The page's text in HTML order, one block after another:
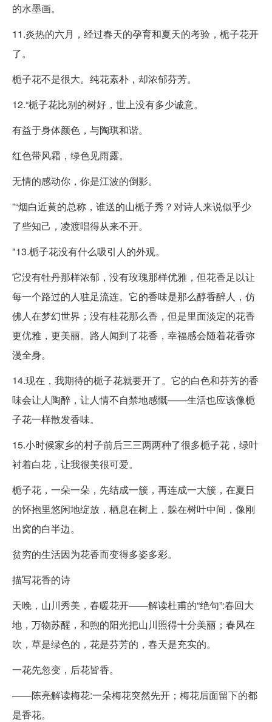
的水墨画。
11.炎热的六月，经过春天的孕育和夏天的考验，栀子花开
了。
栀子花不是很大。纯花素朴，却浓郁芬芳。
12.“栀子花比别的树好，世上没有多少诚意。
有益于身体颜色，与陶琪和谐。
红色带风霜，绿色见雨露。
无情的感动你，你是江波的倒影。
”“烟白近黄的总称，谁送的山栀子秀？对诗人来说似乎少
了些知己，凌渡唱得从来不开。
"13.栀子花没有什么吸引人的外观。
它没有牡丹那样浓郁，没有玫瑰那样优雅，但花香足以让
每一个路过的人驻足流连。它的香味是那么醇香醉人，仿
佛人在梦幻世界；没有桂花那么香，但是里面淡定的花香
更优雅，更美丽。路人闻到了花香，幸福感会随着花香弥
漫全身。
14.现在，我期待的栀子花就要开了。它的白色和芬芳的香
味会让人陶醉，让人情不自禁地感慨——生活也应该像栀
子花一样散发香味。
15.小时候家乡的村子前后三三两两种了很多栀子花，绿叶
衬着白花，让我很美很可爱。
栀子花，一朵一朵，先结成一簇，再连成一大簇，在夏日
的怀抱里悠闲地绽放，栖息在树上，躲在树叶中间，像刚
出窝的白半边。
贫穷的生活因为花香而变得多姿多彩。
描写花香的诗
天晚，山川秀美，春暖花开——解读杜甫的“绝句”:春回大
地，万物苏醒，和煦的阳光把山川照得十分美丽；春风在
吹，草是绿色的，花是芬芳的，春天是充实的。
一花先忽变，后花皆香。
——陈亮解读梅花:一朵梅花突然先开；梅花后面留下的都
是香花。